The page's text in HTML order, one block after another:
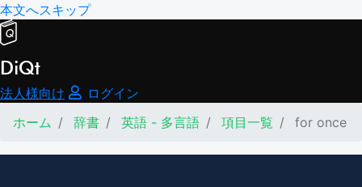
本文へスキップ
DiQt
法人様向け
ログイン
ホーム
辞書 英語 - 多言語 項目一覧 for once